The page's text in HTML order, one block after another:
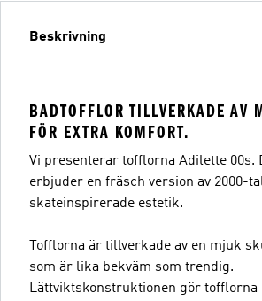
Beskrivning
BADTOFFLOR TILLVERKADE AV
FÖR EXTRA KOMFORT.
Vi presenterar tofflorna Adilette 00s.
erbjuder en fräsch version av 2000-
skateinspirerade estetik.
Tofflorna är tillverkade av en mjuk
som är lika bekväm som trendig.
Lättviktskonstruktionen gör tofflorna